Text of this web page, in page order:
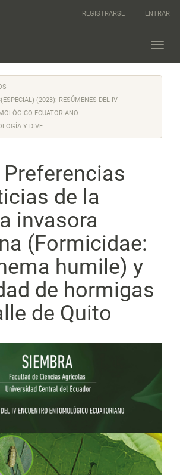
REGISTRARSE ENTRAR
(2023): RESÚMENES DEL IV
ECUATORIANO
Y DIVE
Preferencias
de la
invasora
(Formicidae:
humile) y
de hormigas
de Quito